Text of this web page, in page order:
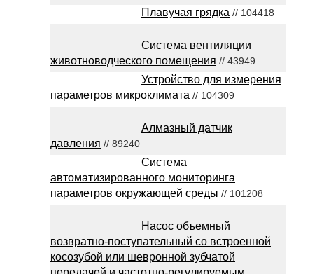
Плавучая грядка // 104418
Система вентиляции
животноводческого помещения // 43949
Устройство для измерения
параметров микроклимата // 104309
Алмазный датчик
давления // 89240
Система
автоматизированного мониторинга
параметров окружающей среды // 101208
Насос объемный
возвратно-поступательный со встроенной
косозубой или шевронной зубчатой